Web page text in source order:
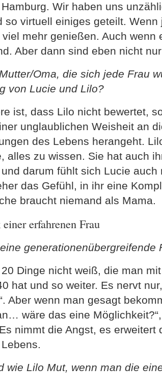
Wir haben uns
so virtuell einiges geteilt.
mehr genießen. Auch wenn
Aber dann sind eben nicht
Oma, die sich jede Frau
von Lucie und Lilo?
ist, dass Lilo nicht bewertet,
unglaublichen Weisheit an
des Lebens herangeht.
alles zu wissen. Sie hat auch
darum fühlt sich Lucie auch
das Gefühl, in ihr eine
braucht niemand als Mama.
erfahrenen Frau
generationenübergreifende
Dinge nicht weiß, die man
hat und so weiter. Es nervt
Aber wenn man gesagt
wäre das eine
nimmt die Angst, es erweitert
wie Lilo Mut, wenn man die